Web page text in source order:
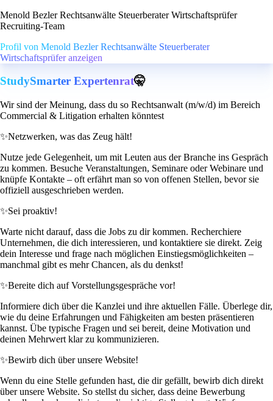
Menold Bezler Rechtsanwälte Steuerberater Wirtschaftsprüfer
Recruiting-Team
Profil von Menold Bezler Rechtsanwälte Steuerberater
Wirtschaftsprüfer anzeigen
StudySmarter Expertenrat🤫
Wir sind der Meinung, dass du so Rechtsanwalt (m/w/d) im Bereich
Commercial & Litigation erhalten könntest
✨Netzwerken, was das Zeug hält!
Nutze jede Gelegenheit, um mit Leuten aus der Branche ins Gespräch
zu kommen. Besuche Veranstaltungen, Seminare oder Webinare und
knüpfe Kontakte – oft erfährt man so von offenen Stellen, bevor sie
offiziell ausgeschrieben werden.
✨Sei proaktiv!
Warte nicht darauf, dass die Jobs zu dir kommen. Recherchiere
Unternehmen, die dich interessieren, und kontaktiere sie direkt. Zeig
dein Interesse und frage nach möglichen Einstiegsmöglichkeiten –
manchmal gibt es mehr Chancen, als du denkst!
✨Bereite dich auf Vorstellungsgespräche vor!
Informiere dich über die Kanzlei und ihre aktuellen Fälle. Überlege dir,
wie du deine Erfahrungen und Fähigkeiten am besten präsentieren
kannst. Übe typische Fragen und sei bereit, deine Motivation und
deinen Mehrwert klar zu kommunizieren.
✨Bewirb dich über unsere Website!
Wenn du eine Stelle gefunden hast, die dir gefällt, bewirb dich direkt
über unsere Website. So stellst du sicher, dass deine Bewerbung